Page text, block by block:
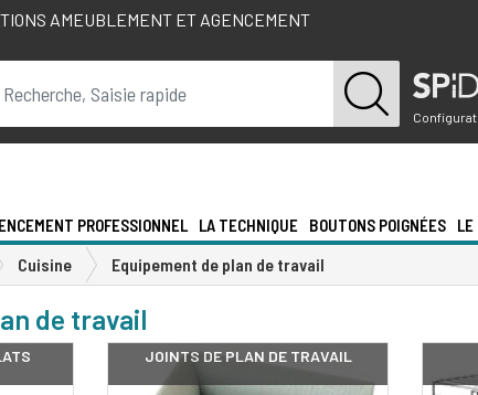
AMEUBLEMENT ET AGENCEMENT
PROFESSIONNEL LA TECHNIQUE BOUTONS POIGNÉES
Cuisine Equipement de plan de travail
de travail
JOINTS DE PLAN DE TRAVAIL